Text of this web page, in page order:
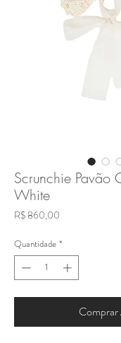
Scrunchie Pavão
White
R$ 860,00
Quantidade *
Comprar